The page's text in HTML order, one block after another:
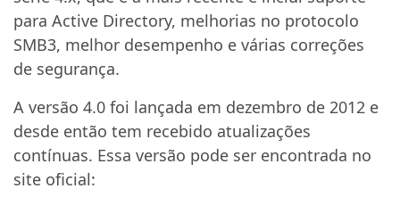
para Active Directory, melhorias no protocolo
SMB3, melhor desempenho e várias correções
de segurança.
A versão 4.0 foi lançada em dezembro de 2012 e
desde então tem recebido atualizações
contínuas. Essa versão pode ser encontrada no
site oficial: